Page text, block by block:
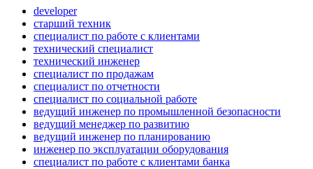
developer
старший техник
специалист по работе с клиентами
технический специалист
технический инженер
специалист по продажам
специалист по отчетности
специалист по социальной работе
ведущий инженер по промышленной безопасности
ведущий менеджер по развитию
ведущий инженер по планированию
инженер по эксплуатации оборудования
специалист по работе с клиентами банка